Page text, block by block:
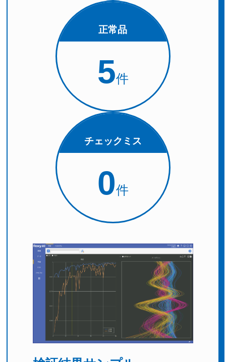
正常品
5件
チェックミス
0件